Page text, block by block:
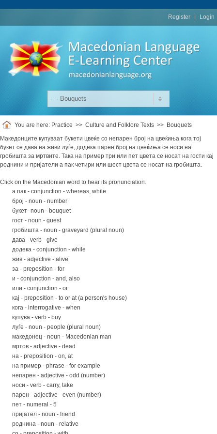
Register Login
You are here: Practice >> Culture and Folklore Texts >> Bouquets
Македонците купуваат букети цвеќе со непарен број на цвеќиња кога тој
букет се дава на живи луѓе, додека парен број на цвеќиња се носи на
гробишта за мртвите. Така на пример три или пет цвета се носат на гости кај
роднини и пријатели а пак четири или шест цвета се носат на гробишта.
Click on the Macedonian word to hear its pronunciation.
a пак - conjunction - whereas, while
број - noun - number
букет- noun - bouquet
гост - noun - guest
гробишта - noun - graveyard (plural noun)
дава - verb - give
додека - conjunction - while
жив - adjective - alive
за - preposition - for
и - conjunction - and, also
или - conjunction - or
кај - preposition - to or at (a person's house)
кога - interrogative - when
купува - verb - buy
луѓе - noun - people (plural noun)
македонeц - noun - Macedonian man
мртoв - adjective - dead
на - preposition - on, at
на пример - phrase - for example
непарен - adjective - odd (number)
носи - verb - carry, take
парен - adjective - even (number)
пет - numeral - 5
пријател - noun - friend
роднинa - noun - relative